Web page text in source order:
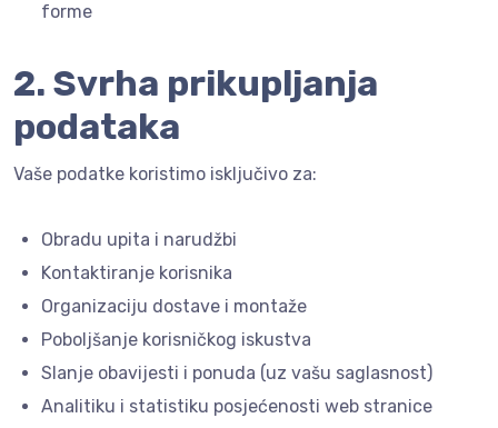
forme
2. Svrha prikupljanja
podataka
Vaše podatke koristimo isključivo za:
Obradu upita i narudžbi
Kontaktiranje korisnika
Organizaciju dostave i montaže
Poboljšanje korisničkog iskustva
Slanje obavijesti i ponuda (uz vašu saglasnost)
Analitiku i statistiku posjećenosti web stranice